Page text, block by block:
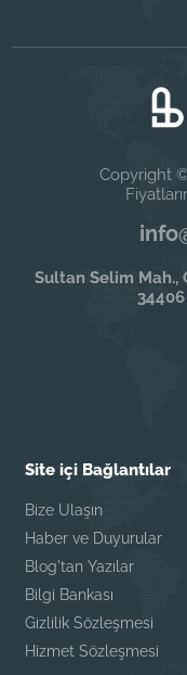
Copyright ©
Sultan Selim Mah.,
Site içi Bağlantılar
Bize Ulaşın
Haber ve Duyurular
Blog'tan Yazılar
Bilgi Bankası
Gizlilik Sözleşmesi
Hizmet Sözleşmesi